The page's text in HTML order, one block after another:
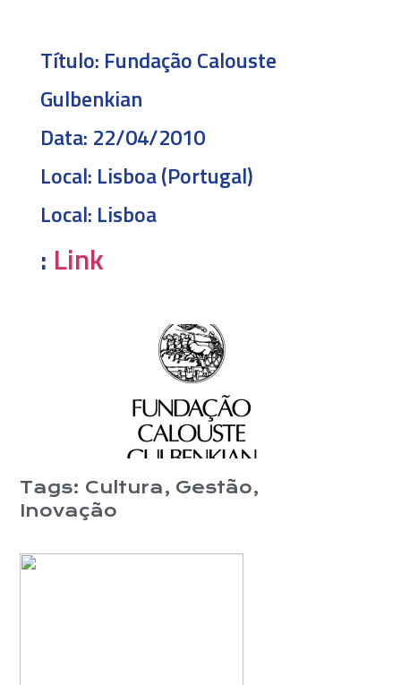
Tags: Cultura, Gestão,
Inovação
Título: Fundação Calouste
Gulbenkian
Data: 22/04/2010
Local: Lisboa (Portugal)
Local: Lisboa
: Link